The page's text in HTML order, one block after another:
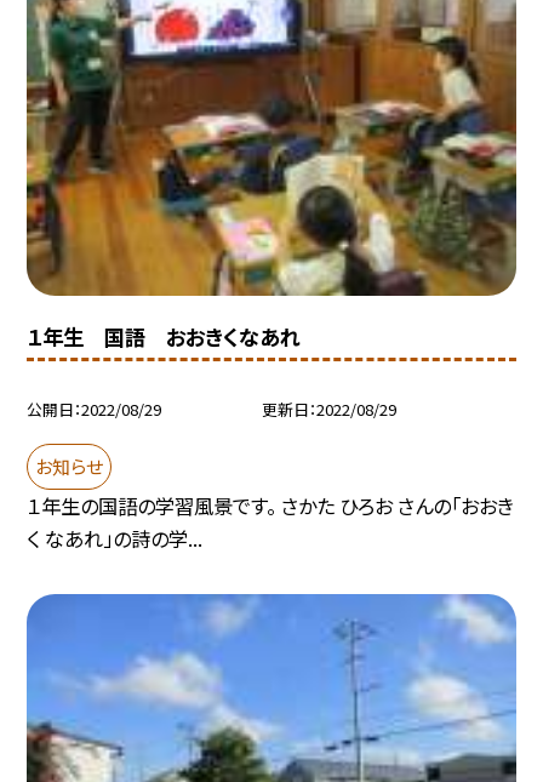
１年生 国語 おおきくなあれ
公開日 2022/08/29 更新日 2022/08/29
お知らせ
１年生の国語の学習風景です。 さかた ひろお さんの「おおき
く なあれ」の詩の学...